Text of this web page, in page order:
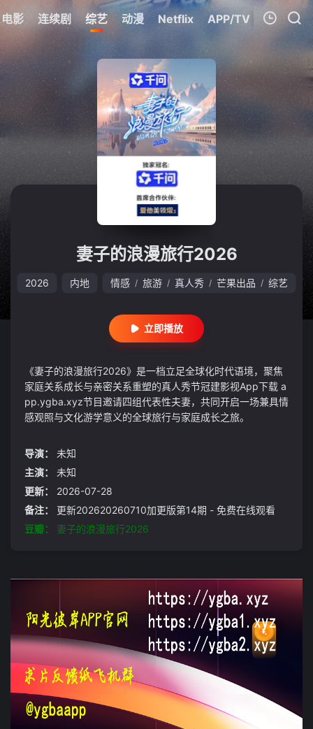
电影 连续剧 综艺 动漫 Netflix APP/TV
暂无观看影片的记录
妻子的浪漫旅行2026
2026 内地 情感 / 旅游 / 真人秀 / 芒果出品 / 综艺
立即播放
《妻子的浪漫旅行2026》是一档立足全球化时代语境，聚焦
家庭关系成长与亲密关系重塑的真人秀节冠建影视App下载 a
pp.ygba.xyz节目邀请四组代表性夫妻，共同开启一场兼具情
感观照与文化游学意义的全球旅行与家庭成长之旅。
导演：
未知
主演：
未知
更新：
2026-07-28
备注：
更新202620260710加更版第14期 - 免费在线观看
豆瓣：
妻子的浪漫旅行2026